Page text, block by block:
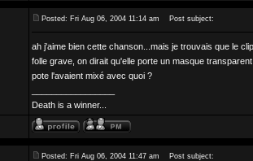
Posted: Fri Aug 06, 2004 11:14 am Post subject:
ah j'aime bien cette chanson...mais je trouvais que le
folle grave, on dirait qu'elle porte un masque
pote l'avaient mixé avec quoi ?
Death is a winner...
Posted: Fri Aug 06, 2004 11:47 am Post subject: